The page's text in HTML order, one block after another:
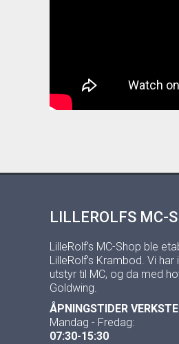
LILLEROLFS MC-
LilleRolf's MC-Shop ble
LilleRolf's Krambod. Vi
utstyr til MC, og da med
Goldwing.
ÅPNINGSTIDER
Mandag - Fredag:
07:30-15:30